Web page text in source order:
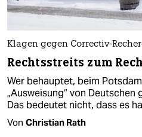
Klagen gegen Correctiv-
Rechtsstreits zum
Wer behauptet, beim
„Ausweisung“ von
Das bedeutet nicht, dass es
Von Christian Rath